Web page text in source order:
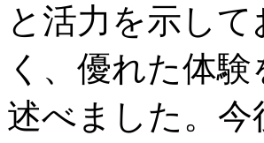
と活力を示し
く、優れた体
述べました。